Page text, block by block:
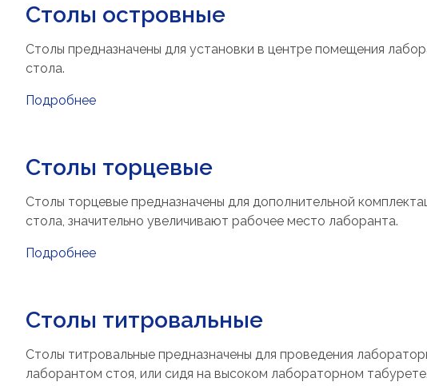
Столы островные
Столы предназначены для установки в центре помещения
стола.
Подробнее
Столы торцевые
Столы торцевые предназначены для дополнительной
стола, значительно увеличивают рабочее место лаборанта.
Подробнее
Столы титровальные
Столы титровальные предназначены для проведения
лаборантом стоя, или сидя на высоком лабораторном табурете.